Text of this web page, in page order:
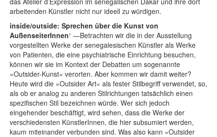
arbeitenden Künstler nicht nur ideell zu würdigen.
inside/outside: Sprechen über die Kunst von
AußenseiterInnen¹ —Betrachten wir die in der Ausstellung
vorgestellten Werke der senegalesischen Künstler als Werke
von Patienten, die eine psychiatrische Einrichtung besuchen,
können wir sie im Kontext der Debatten um sogenannte
»Outsider-Kunst« verorten. Aber kommen wir damit weiter?
Heute wird die »Outsider Art« als fester Stilbegriff verwendet, so,
als ob er analog zu anderen Stilrichtungen tatsächlich einen
spezifischen Stil bezeichnen würde. Wer sich jedoch
eingehender beschäftigt, wird sehen, dass die Werke der
verschiedensten KünstlerInnen, die hier subsumiert werden,
kaum miteinander verbunden sind. Was also kann »Outsider